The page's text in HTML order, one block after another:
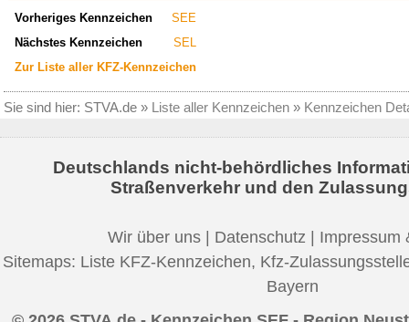
Vorheriges Kennzeichen
SEE
Nächstes Kennzeichen
SEL
Zur Liste aller KFZ-Kennzeichen
Sie sind hier: STVA.de » Liste aller Kennzeichen » Kennzeichen
Deutschlands nicht-behördliches
Straßenverkehr und den
Wir über uns | Datenschutz | Impressum
Sitemaps: Liste KFZ-Kennzeichen, Kfz-
Bayern